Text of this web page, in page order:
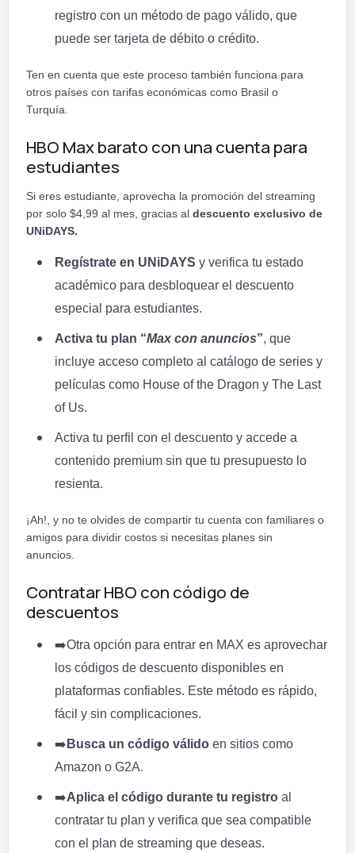
registro con un método de pago válido, que
puede ser tarjeta de débito o crédito.
Ten en cuenta que este proceso también funciona para
otros países con tarifas económicas como Brasil o
Turquía.
HBO Max barato con una cuenta para
estudiantes
Si eres estudiante, aprovecha la promoción del streaming
por solo $4,99 al mes, gracias al descuento exclusivo de
UNiDAYS.
Regístrate en UNiDAYS y verifica tu estado
académico para desbloquear el descuento
especial para estudiantes.
Activa tu plan “Max con anuncios”, que
incluye acceso completo al catálogo de series y
películas como House of the Dragon y The Last
of Us.
Activa tu perfil con el descuento y accede a
contenido premium sin que tu presupuesto lo
resienta.
¡Ah!, y no te olvides de compartir tu cuenta con familiares o
amigos para dividir costos si necesitas planes sin
anuncios.
Contratar HBO con código de
descuentos
➡️Otra opción para entrar en MAX es aprovechar
los códigos de descuento disponibles en
plataformas confiables. Este método es rápido,
fácil y sin complicaciones.
➡️ Busca un código válido en sitios como
Amazon o G2A.
➡️Aplica el código durante tu registro al
contratar tu plan y verifica que sea compatible
con el plan de streaming que deseas.